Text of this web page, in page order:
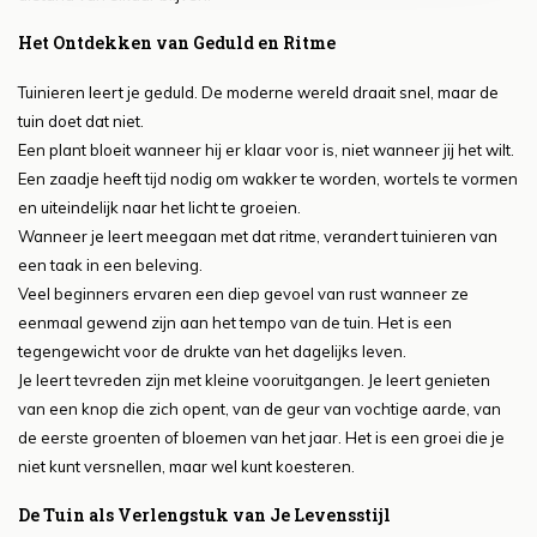
Het Ontdekken van Geduld en Ritme
Tuinieren leert je geduld. De moderne wereld draait snel, maar de
tuin doet dat niet.
Een plant bloeit wanneer hij er klaar voor is, niet wanneer jij het wilt.
Een zaadje heeft tijd nodig om wakker te worden, wortels te vormen
en uiteindelijk naar het licht te groeien.
Wanneer je leert meegaan met dat ritme, verandert tuinieren van
een taak in een beleving.
Veel beginners ervaren een diep gevoel van rust wanneer ze
eenmaal gewend zijn aan het tempo van de tuin. Het is een
tegengewicht voor de drukte van het dagelijks leven.
Je leert tevreden zijn met kleine vooruitgangen. Je leert genieten
van een knop die zich opent, van de geur van vochtige aarde, van
de eerste groenten of bloemen van het jaar. Het is een groei die je
niet kunt versnellen, maar wel kunt koesteren.
De Tuin als Verlengstuk van Je Levensstijl